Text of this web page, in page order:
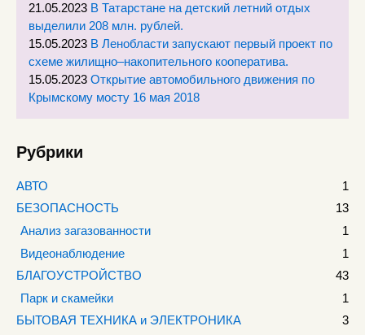
21.05.2023 В Татарстане на детский летний отдых
выделили 208 млн. рублей.
15.05.2023 В Ленобласти запускают первый проект по
схеме жилищно–накопительного кооператива.
15.05.2023 Открытие автомобильного движения по
Крымскому мосту 16 мая 2018
Рубрики
АВТО
1
БЕЗОПАСНОСТЬ
13
Анализ загазованности
1
Видеонаблюдение
1
БЛАГОУСТРОЙСТВО
43
Парк и скамейки
1
БЫТОВАЯ ТЕХНИКА и ЭЛЕКТРОНИКА
3